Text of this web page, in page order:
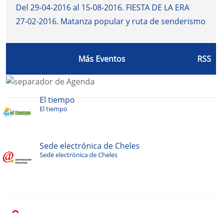
Del 29-04-2016 al 15-08-2016. FIESTA DE LA ERA
27-02-2016. Matanza popular y ruta de senderismo
Más Eventos RSS
El tiempo
El tiempo
Sede electrónica de Cheles
Sede electrónica de Cheles